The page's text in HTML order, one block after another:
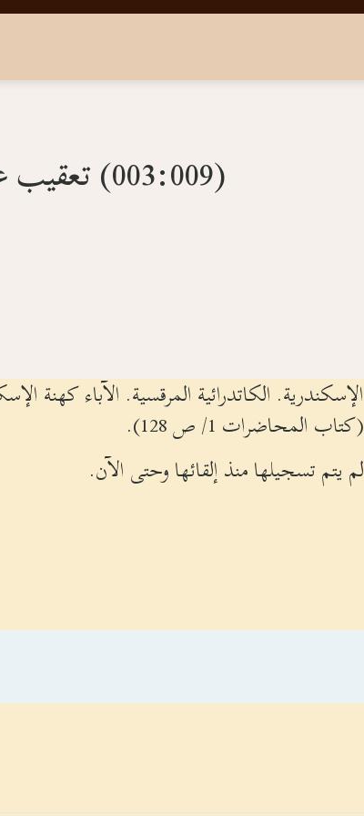
(003:009) تعقيب على بعض ألقاب الروح القدس
الإسكندرية. الكاتدرائية المرقسية. الآباء كهنة الإسكندرية.
(كتاب المحاضرات 1/ ص 128).
لم يتم تسجيلها منذ إلقائها وحتى الآن.